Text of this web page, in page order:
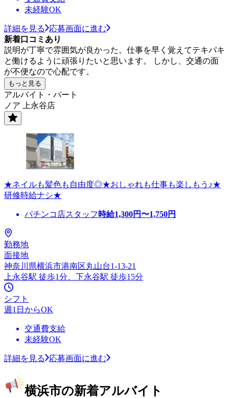
未経験OK
詳細を見る
応募画面に進む
新着口コミあり
説明が丁寧で雰囲気が良かった。仕事を早く覚えてテキパキ
と働けるように頑張りたいと思います。 しかし、交通の面
が不便なので心配です。
もっと見る
アルバイト・パート
ノア 上永谷店
★ネイルも髪色も自由度◎★おしゃれも仕事も楽しもう♪★
研修時給ナシ★
パチンコ店スタッフ 時給1,300円〜1,750円
勤務地
面接地
神奈川県横浜市港南区丸山台1-13-21
上永谷駅 徒歩1分、下永谷駅 徒歩15分
シフト
週1日からOK
交通費支給
未経験OK
詳細を見る 応募画面に進む
横浜市の新着アルバイト